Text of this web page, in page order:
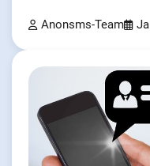
Anonsms-Team